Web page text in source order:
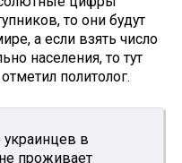
то они будут
а если взять число
населения, то тут
политолог.
в
проживает